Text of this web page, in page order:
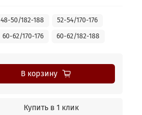
48-50/182-188
52-54/170-176
60-62/170-176 60-62/182-188
В корзину
Купить в 1 клик